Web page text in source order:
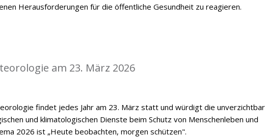
Herausforderungen für die öffentliche Gesundheit zu reagieren.
am 23. März 2026
findet jedes Jahr am 23. März statt und würdigt die
und klimatologischen Dienste beim Schutz von Menschenleben und
2026 ist „Heute beobachten, morgen schützen".